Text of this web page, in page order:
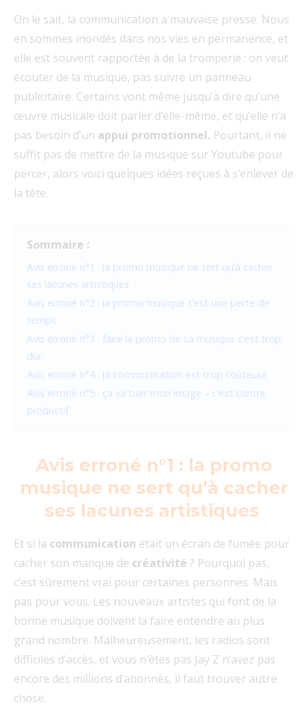
On le sait, la communication a mauvaise presse. Nous
en sommes inondés dans nos vies en permanence, et
elle est souvent rapportée à de la tromperie : on veut
écouter de la musique, pas suivre un panneau
publicitaire. Certains vont même jusqu’à dire qu’une
œuvre musicale doit parler d’elle-même, et qu’elle n’a
pas besoin d’un appui promotionnel. Pourtant, il ne
suffit pas de mettre de la musique sur Youtube pour
percer, alors voici quelques idées reçues à s’enlever de
la tête.
Sommaire :
Avis erroné n°1 : la promo musique ne sert qu’à cacher
ses lacunes artistiques
Avis erroné n°2 : la promo musique c’est une perte de
temps
Avis erroné n°3 : faire la promo de sa musique c’est trop
dur
Avis erroné n°4 : la communication est trop coûteuse
Avis erroné n°5 : ça va tuer mon image – c’est contre
productif
Avis erroné n°1 : la promo
musique ne sert qu’à cacher
ses lacunes artistiques
Et si la communication était un écran de fumée pour
cacher son manque de créativité ? Pourquoi pas,
c’est sûrement vrai pour certaines personnes. Mais
pas pour vous. Les nouveaux artistes qui font de la
bonne musique doivent la faire entendre au plus
grand nombre. Malheureusement, les radios sont
difficiles d’accès, et vous n’êtes pas Jay Z n’avez pas
encore des millions d’abonnés, il faut trouver autre
chose.